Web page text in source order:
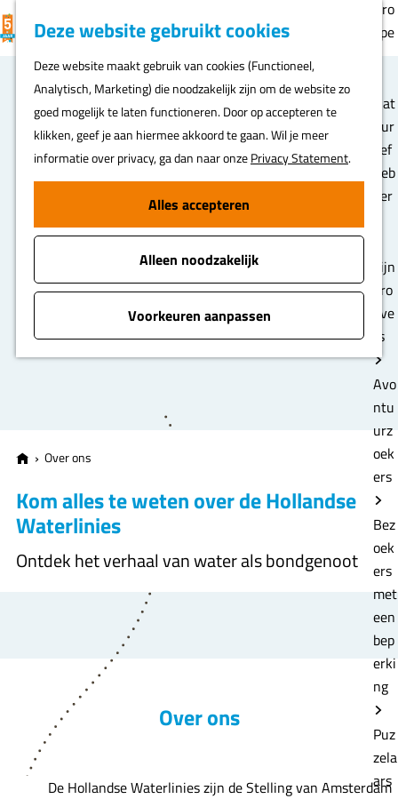
Deze website gebruikt cookies
Deze website maakt gebruik van cookies (Functioneel,
Analytisch, Marketing) die noodzakelijk zijn om de website zo
goed mogelijk te laten functioneren. Door op accepteren te
klikken, geef je aan hiermee akkoord te gaan. Wil je meer
informatie over privacy, ga dan naar onzePrivacy Statement.
Alles accepteren
Alleen noodzakelijk
Voorkeuren aanpassen
F
v
o
r
i
e
t
e
n
K
a
r
t
Z
e
k
e
n
MENU
Gro
epe
Nat
uur
lief
heb
ber
Fijn
pro
eve
rs
Avo
ntu
urz
oek
ers
Bez
oek
ers
met
een
bep
erki
ng
Puz
zela
ars
Over ons
Kom alles te weten over de Hollandse
Waterlinies
Ontdek het verhaal van water als bondgenoot
Over ons
De Hollandse Waterlinies zijn de Stelling van Amsterdam